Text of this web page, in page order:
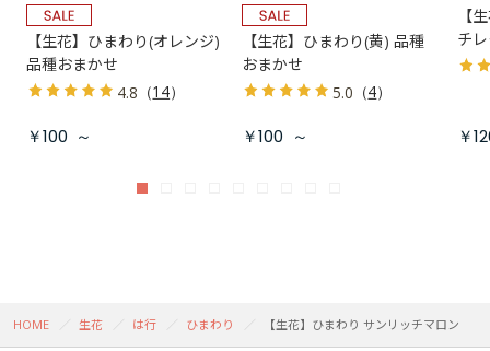
【生花】ひまわり(オレンジ)
品種おまかせ
4.8 （14）
￥100 ～
【生花】ひまわり(黄) 品種
おまかせ
5.0 （4）
￥100 ～
【
チ
￥
HOME 生花 は行 ひまわり 【生花】ひまわり サンリッチマロン